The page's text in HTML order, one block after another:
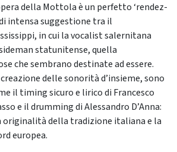
della Mottola è un perfetto ‘rendez-
intensa suggestione tra il
in cui la vocalist salernitana
statunitense, quella
che sembrano destinate ad essere.
delle sonorità d’insieme, sono
il timing sicuro e lirico di Francesco
e il drumming di Alessandro D’Anna:
della tradizione italiana e la
europea.